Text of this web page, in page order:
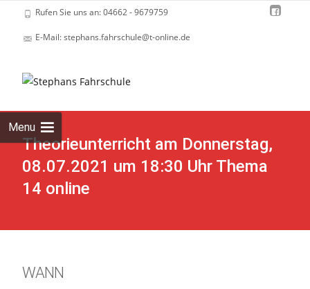
Rufen Sie uns an: 04662 - 9679759
E-Mail: stephans.fahrschule@t-online.de
Menu
Theorieunterricht am Donnerstag,
08.07.2021 um 18:30 Uhr Thema
14 online
WANN